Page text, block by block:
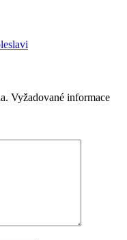
Vyžadované informace